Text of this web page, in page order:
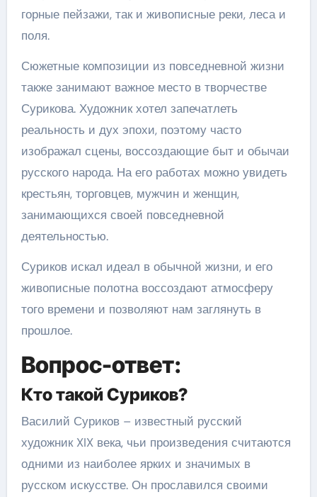
горные пейзажи, так и живописные реки, леса и
поля.
Сюжетные композиции из повседневной жизни
также занимают важное место в творчестве
Сурикова. Художник хотел запечатлеть
реальность и дух эпохи, поэтому часто
изображал сцены, воссоздающие быт и обычаи
русского народа. На его работах можно увидеть
крестьян, торговцев, мужчин и женщин,
занимающихся своей повседневной
деятельностью.
Суриков искал идеал в обычной жизни, и его
живописные полотна воссоздают атмосферу
того времени и позволяют нам заглянуть в
прошлое.
Вопрос-ответ:
Кто такой Суриков?
Василий Суриков – известный русский
художник XIX века, чьи произведения считаются
одними из наиболее ярких и значимых в
русском искусстве. Он прославился своими